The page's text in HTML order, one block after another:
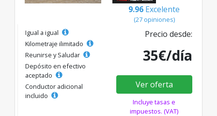
9.96 Excelente
(27 opiniones)
Igual a igual
Kilometraje ilimitado
Reunirse y Saludar
Depósito en efectivo
aceptado
Conductor adicional
incluido
Precio desde:
35€/día
Ver oferta
Incluye tasas e
impuestos. (VAT)